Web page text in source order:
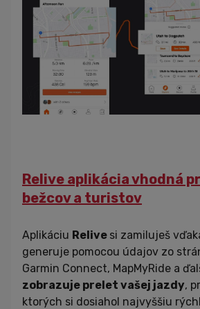
Relive aplikácia vhodná
bežcov a turistov
Aplikáciu Relive si zamiluješ
generuje pomocou údajov zo
Garmin Connect, MapMyRide a
zobrazuje prelet vašej jazdy,
ktorých si dosiahol najvyššiu